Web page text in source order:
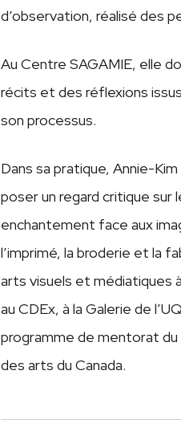
d’observation, réalisé des
Au Centre SAGAMIE, elle
récits et des réflexions
son processus.
Dans sa pratique, Annie-
poser un regard critique
enchantement face aux
l’imprimé, la broderie et la
arts visuels et médiatiques
au CDEx, à la Galerie de
programme de mentorat
des arts du Canada.